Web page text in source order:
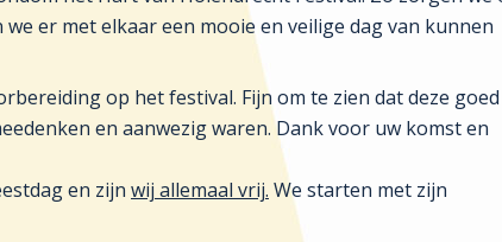
er met elkaar een mooie en veilige dag van kunnen
op het festival. Fijn om te zien dat deze goed
en aanwezig waren. Dank voor uw komst en
en zijn wij allemaal vrij. We starten met zijn